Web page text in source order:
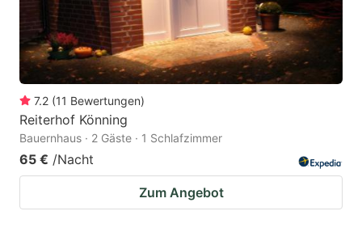
7.2 (11 Bewertungen)
Reiterhof Könning
Bauernhaus · 2 Gäste · 1 Schlafzimmer
65 € /Nacht
Zum Angebot